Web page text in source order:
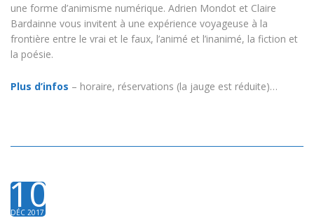
une forme d’animisme numérique. Adrien Mondot et Claire
Bardainne vous invitent à une expérience voyageuse à la
frontière entre le vrai et le faux, l’animé et l’inanimé, la fiction et
la poésie.
Plus d’infos – horaire, réservations (la jauge est réduite)…
10
DÉC 2017